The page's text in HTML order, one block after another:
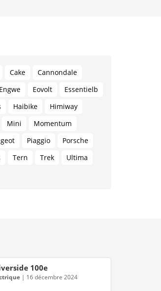
Cake
Cannondale
Engwe Eovolt
Essentielb
Haibike
Himiway
Mini
Momentum
Piaggio
Porsche
Tern Trek
Ultima
100e
| 16 décembre 2024